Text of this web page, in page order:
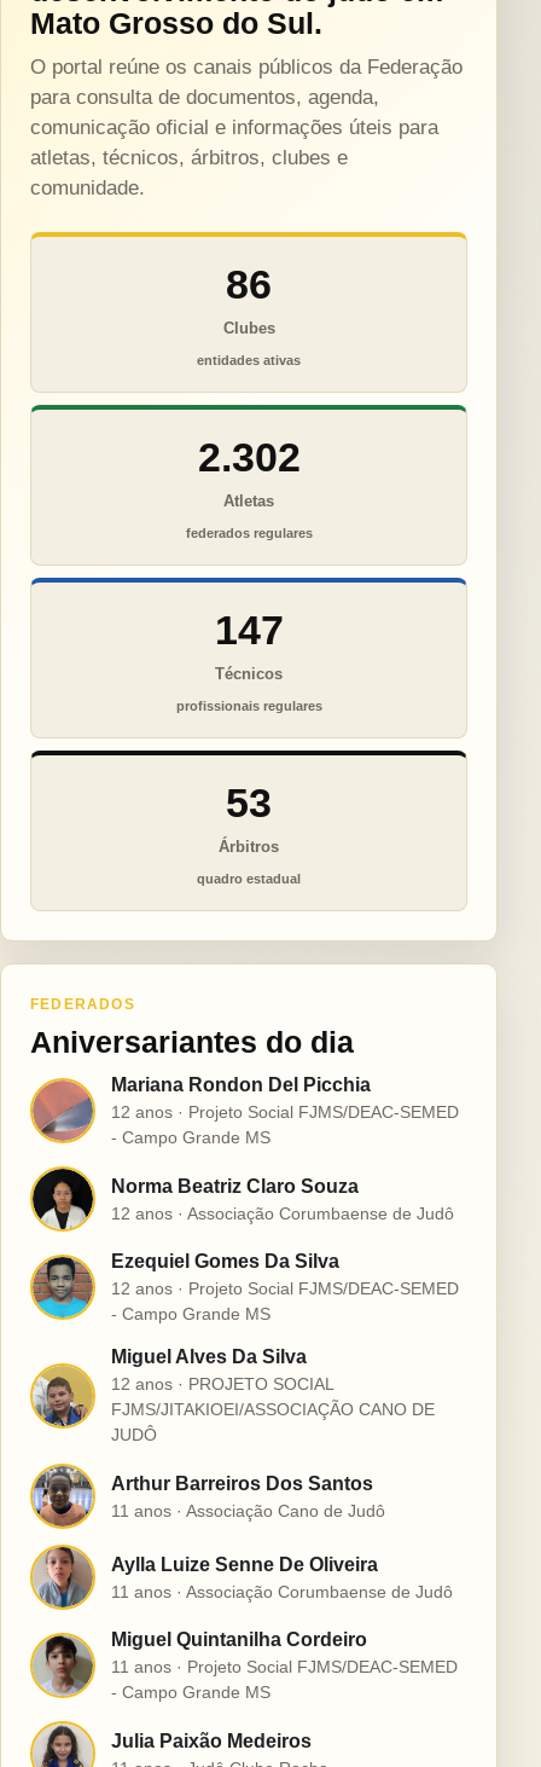
Mato Grosso do Sul.
O portal reúne os canais públicos da Federação
para consulta de documentos, agenda,
comunicação oficial e informações úteis para
atletas, técnicos, árbitros, clubes e
comunidade.
86
Clubes
entidades ativas
2.302
Atletas
federados regulares
147
Técnicos
profissionais regulares
53
Árbitros
quadro estadual
FEDERADOS
Aniversariantes do dia
M
Mariana Rondon Del Picchia
12 anos · Projeto Social FJMS/DEAC-SEMED
- Campo Grande MS
N Norma Beatriz Claro Souza
12 anos · Associação Corumbaense de Judô
E
Ezequiel Gomes Da Silva
12 anos · Projeto Social FJMS/DEAC-SEMED
- Campo Grande MS
M
Miguel Alves Da Silva
12 anos · PROJETO SOCIAL
FJMS/JITAKIOEI/ASSOCIAÇÃO CANO DE
JUDÔ
A Arthur Barreiros Dos Santos
11 anos · Associação Cano de Judô
A Aylla Luize Senne De Oliveira
11 anos · Associação Corumbaense de Judô
M
Miguel Quintanilha Cordeiro
11 anos · Projeto Social FJMS/DEAC-SEMED
- Campo Grande MS
J Julia Paixão Medeiros